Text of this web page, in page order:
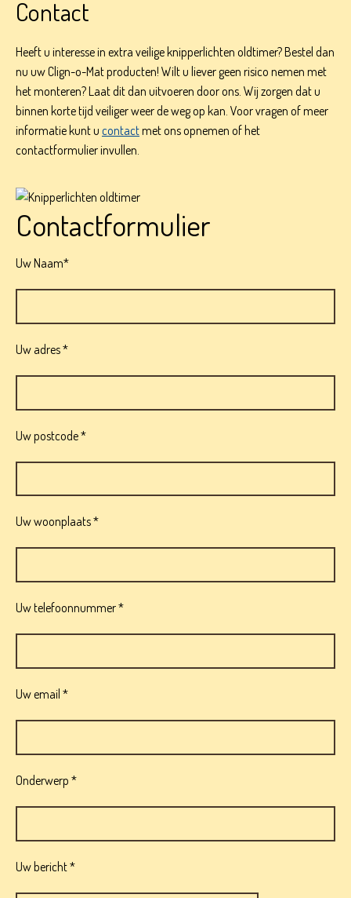
Contact
Heeft u interesse in extra veilige knipperlichten oldtimer? Bestel dan
nu uw Clign-o-Mat producten! Wilt u liever geen risico nemen met
het monteren? Laat dit dan uitvoeren door ons. Wij zorgen dat u
binnen korte tijd veiliger weer de weg op kan. Voor vragen of meer
informatie kunt u contactmet ons opnemen of het
contactformulier invullen.
Contactformulier
Uw Naam*
Uw adres *
Uw postcode *
Uw woonplaats *
Uw telefoonnummer *
Uw email *
Onderwerp *
Uw bericht *